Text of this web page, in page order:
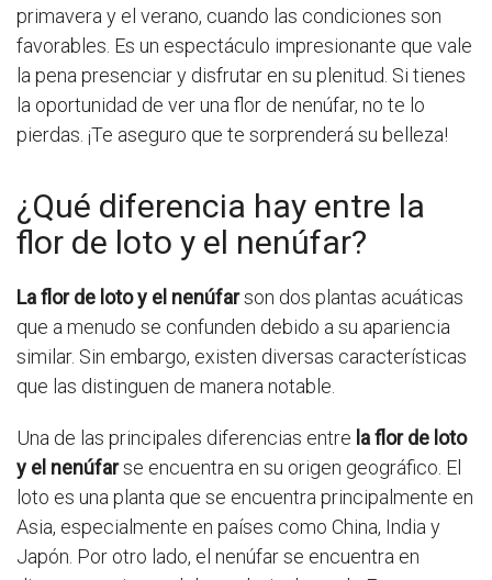
primavera y el verano, cuando las condiciones son
favorables. Es un espectáculo impresionante que vale
la pena presenciar y disfrutar en su plenitud. Si tienes
la oportunidad de ver una flor de nenúfar, no te lo
pierdas. ¡Te aseguro que te sorprenderá su belleza!
¿Qué diferencia hay entre la
flor de loto y el nenúfar?
La flor de loto y el nenúfarson dos plantas acuáticas
que a menudo se confunden debido a su apariencia
similar. Sin embargo, existen diversas características
que las distinguen de manera notable.
Una de las principales diferencias entre la flor de loto
y el nenúfarse encuentra en su origen geográfico. El
loto es una planta que se encuentra principalmente en
Asia, especialmente en países como China, India y
Japón. Por otro lado, el nenúfar se encuentra en